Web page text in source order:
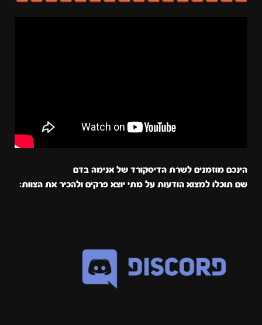
הינכם מוזמנים לשרת הדיסקורד של אנימה בדם
שם תוכלו למצוא הודעות על מתי יוצא פרקים ולהכיר את הצוות: